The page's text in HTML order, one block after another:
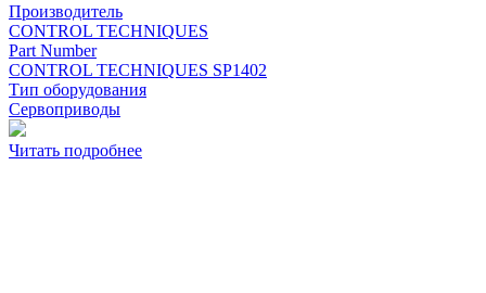
Производитель
CONTROL TECHNIQUES
Part Number
CONTROL TECHNIQUES SP1402
Тип оборудования
Сервоприводы
Читать подробнее